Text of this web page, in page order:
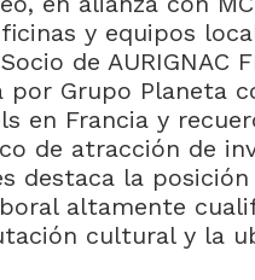
y equipos
de AURIGNAC
por Grupo Planeta
en Francia y
de atracción de
destaca la
altamente
cultural y la